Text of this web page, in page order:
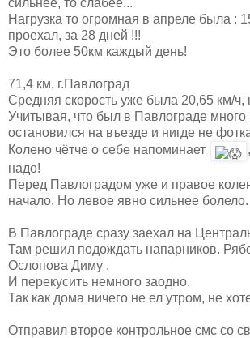
Нагрузка то огромная в апреле была :
проехал, за 28 дней !!!
Это более 50км каждый день!
71,4 км, г.Павлоград
Средняя скорость уже была 20,65 км/ч,
Учитывая, что был в Павлограде много
остановился на въезде и нигде не
Колено чётче о себе напоминает
надо!
Перед Павлоградом уже и правое
начало. Но левое явно сильнее болело.
В Павлограде сразу заехал на
Там решил подождать напарников.
Ослопова Диму .
И перекусить немного заодно.
Так как дома ничего не ел утром, не
Отправил второе контрольное смс со